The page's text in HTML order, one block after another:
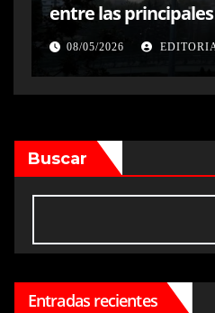
entre las
08/05/2026
Buscar
Entradas recientes